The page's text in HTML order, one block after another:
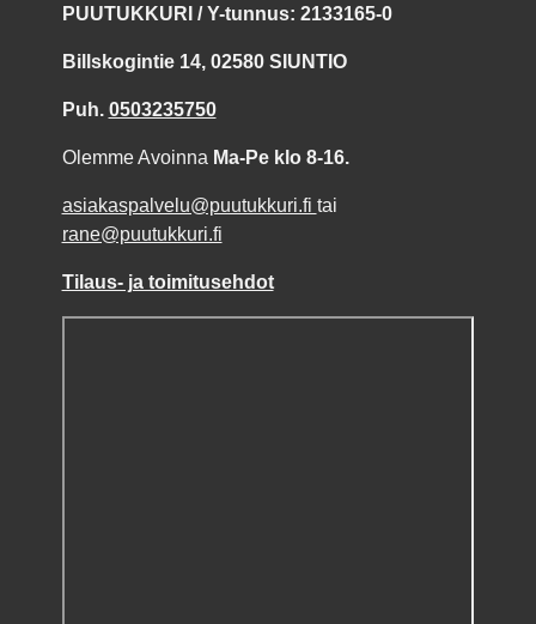
PUUTUKKURI / Y-tunnus: 2133165-0
Billskogintie 14, 02580 SIUNTIO
Puh. 0503235750
Olemme Avoinna Ma-Pe klo 8-16.
asiakaspalvelu@puutukkuri.fi tai
rane@puutukkuri.fi
Tilaus- ja toimitusehdot